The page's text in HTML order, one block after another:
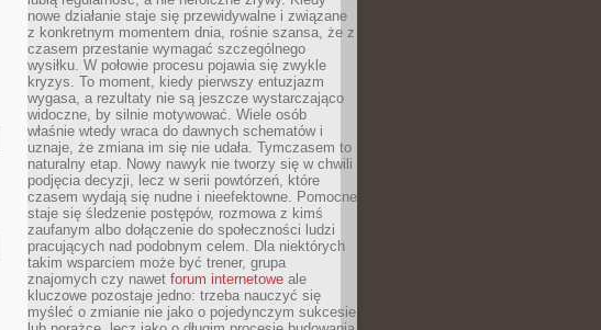
nowe działanie staje się przewidywalne i związane
z konkretnym momentem dnia, rośnie szansa, że z
czasem przestanie wymagać szczególnego
wysiłku. W połowie procesu pojawia się zwykle
kryzys. To moment, kiedy pierwszy entuzjazm
wygasa, a rezultaty nie są jeszcze wystarczająco
widoczne, by silnie motywować. Wiele osób
właśnie wtedy wraca do dawnych schematów i
uznaje, że zmiana im się nie udała. Tymczasem to
naturalny etap. Nowy nawyk nie tworzy się w chwili
podjęcia decyzji, lecz w serii powtórzeń, które
czasem wydają się nudne i nieefektowne. Pomocne
staje się śledzenie postępów, rozmowa z kimś
zaufanym albo dołączenie do społeczności ludzi
pracujących nad podobnym celem. Dla niektórych
takim wsparciem może być trener, grupa
znajomych czy nawet forum internetowe ale
kluczowe pozostaje jedno: trzeba nauczyć się
myśleć o zmianie nie jako o pojedynczym sukcesie